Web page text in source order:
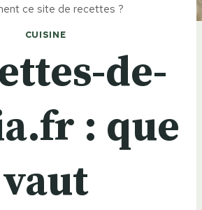
ce site de recettes ?
CUISINE
de-
: que
vaut